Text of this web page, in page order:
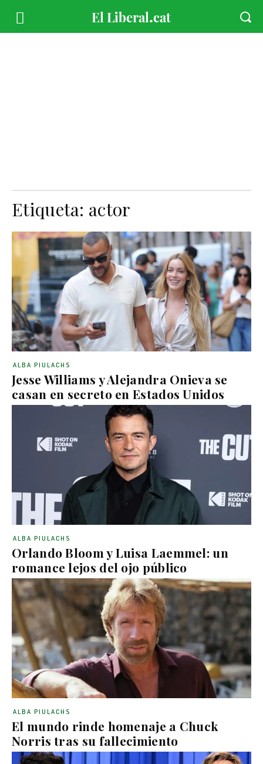
Etiqueta: actor
Jesse Williams y Alejandra Onieva se
casan en secreto en Estados Unidos
ALBA PIULACHS
Orlando Bloom y Luisa Laemmel: un
romance lejos del ojo público
ALBA PIULACHS
El mundo rinde homenaje a Chuck
Norris tras su fallecimiento
ALBA PIULACHS